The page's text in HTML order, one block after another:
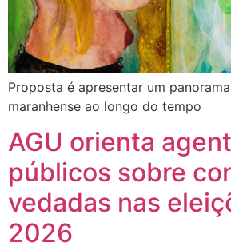
Proposta é apresentar um
maranhense ao longo do tempo
AGU orienta
públicos sobre
vedadas nas
2026